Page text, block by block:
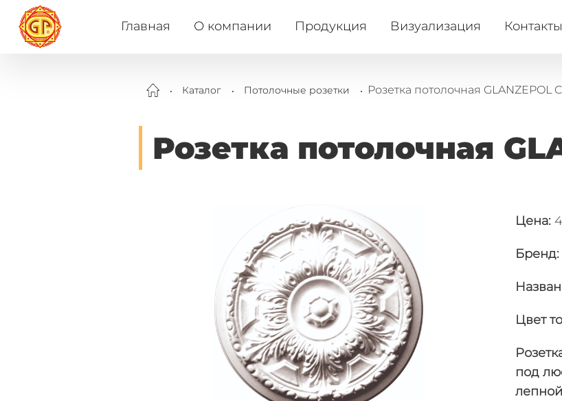
Главная О компании Продукция Визуализация Контакты
. Каталог . Потолочные розетки . Розетка потолочная GLANZEPOL
Розетка потолочная
Цена:
Бренд:
Цвет
под